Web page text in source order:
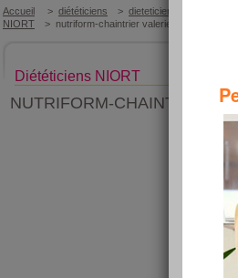
Accueil > diététiciens > dieteticiens Deux-Sèvres
NIORT
> nutriform-chaintrier valerie isabelle
Diététiciens NIORT
NUTRIFORM-CHAINTRIER